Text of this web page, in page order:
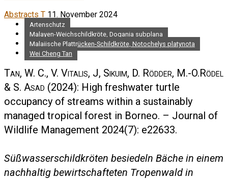
Abstracts T 11. November 2024
Artenschutz
Malayen-Weichschildkröte, Dogania subplana
Malaiische Plattrücken-Schildkröte, Notochelys platynota
Wei Cheng Tan
Tan, W. C., V. Vitalis, J, Sikuim, D. Rödder, M.-O.Rödel
& S. Asad (2024): High freshwater turtle
occupancy of streams within a sustainably
managed tropical forest in Borneo. – Journal of
Wildlife Management 2024(7): e22633.
Süßwasserschildkröten besiedeln Bäche in einem
nachhaltig bewirtschafteten Tropenwald in